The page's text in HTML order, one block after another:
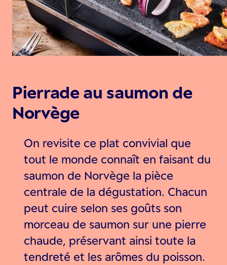
Pierrade au saumon de
Norvège
On revisite ce plat convivial que
tout le monde connaît en faisant du
saumon de Norvège la pièce
centrale de la dégustation. Chacun
peut cuire selon ses goûts son
morceau de saumon sur une pierre
chaude, préservant ainsi toute la
tendreté et les arômes du poisson.